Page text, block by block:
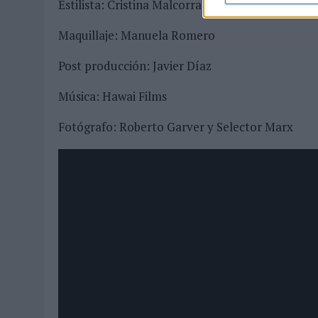
Estilista: Cristina Malcorra y Manuel
Maquillaje: Manuela Romero
Post producción: Javier Díaz
Música: Hawai Films
Fotógrafo: Roberto Garver y Selector Marx